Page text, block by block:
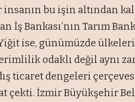
bu işin altından
Bankası’nın Tarım
ise, günümüzde
odaklı değil aynı
ticaret dengeleri
İzmir Büyükşehir